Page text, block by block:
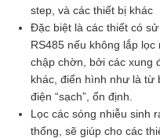
step, và các thiết bị khác
Đặc biệt là các thiết có
RS485 nếu không lắp
chập chờn, bởi các xung
khác, điển hình như là từ
điện “sạch”, ổn định.
Lọc các sóng nhiễu sinh
thống, sẽ giúp cho các